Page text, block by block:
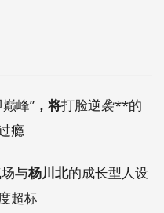
峰” ，将打脸逆袭**的
瘾
与杨川北的成长型人设
超标